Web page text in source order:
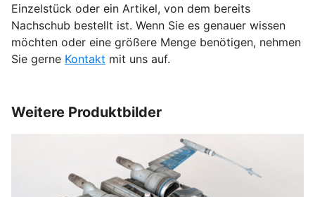
Einzelstück oder ein Artikel, von dem bereits
Nachschub bestellt ist. Wenn Sie es genauer wissen
möchten oder eine größere Menge benötigen, nehmen
Sie gerne Kontakt mit uns auf.
Weitere Produktbilder